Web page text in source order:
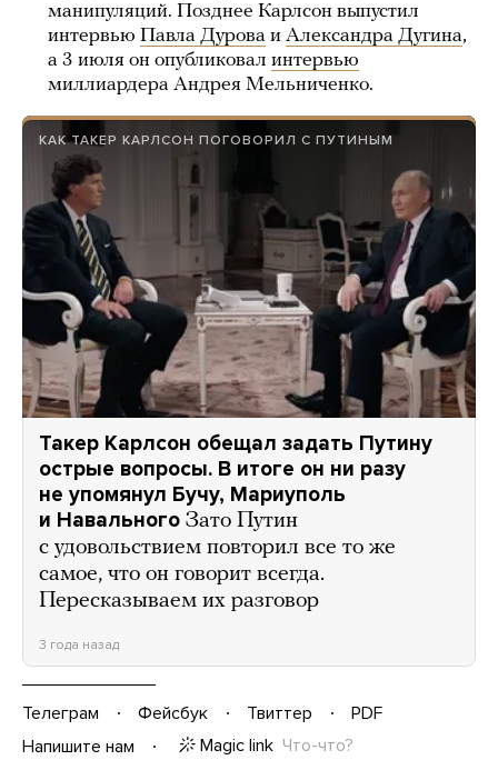
манипуляций. Позднее Карлсон выпустил
интервью Павла Дурова и Александра Дугина,
а 3 июля он опубликовал интервью
миллиардера Андрея Мельниченко.
КАК ТАКЕР КАРЛСОН ПОГОВОРИЛ С ПУТИНЫМ
Такер Карлсон обещал задать Путину
острые вопросы. В итоге он ни разу
не упомянул Бучу, Мариуполь
и Навального Зато Путин
с удовольствием повторил все то же
самое, что он говорит всегда.
Пересказываем их разговор
3 года назад
Телеграм Фейсбук Твиттер
PDF
Напишите нам
Magic link Что-что?